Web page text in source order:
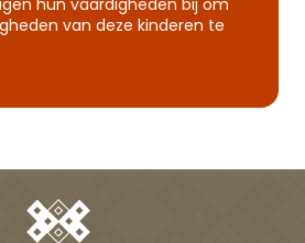
hun vaardigheden bij om
van deze kinderen te